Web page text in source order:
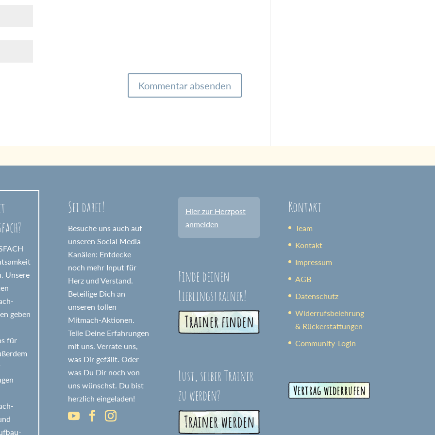
Unsere
geben
für
Sei dabei!
Besuche uns auch auf
unseren Social Media-
Kanälen: Entdecke
noch mehr Input für
Herz und Verstand.
Beteilige Dich an
unseren tollen
Mitmach-Aktionen.
Teile Deine Erfahrungen
mit uns. Verrate uns,
was Dir gefällt. Oder
was Du Dir noch von
uns wünschst. Du bist
herzlich eingeladen!
Hier zur Herzpost
anmelden
Finde deinen
Lieblingstrainer!
Lust, selber Trainer
zu werden?
Kontakt
Team
Kontakt
Impressum
AGB
Datenschutz
Widerrufsbelehrung
& Rückerstattungen
Community-Login